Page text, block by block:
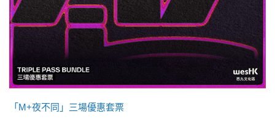
「M+夜不同」三場優惠套票